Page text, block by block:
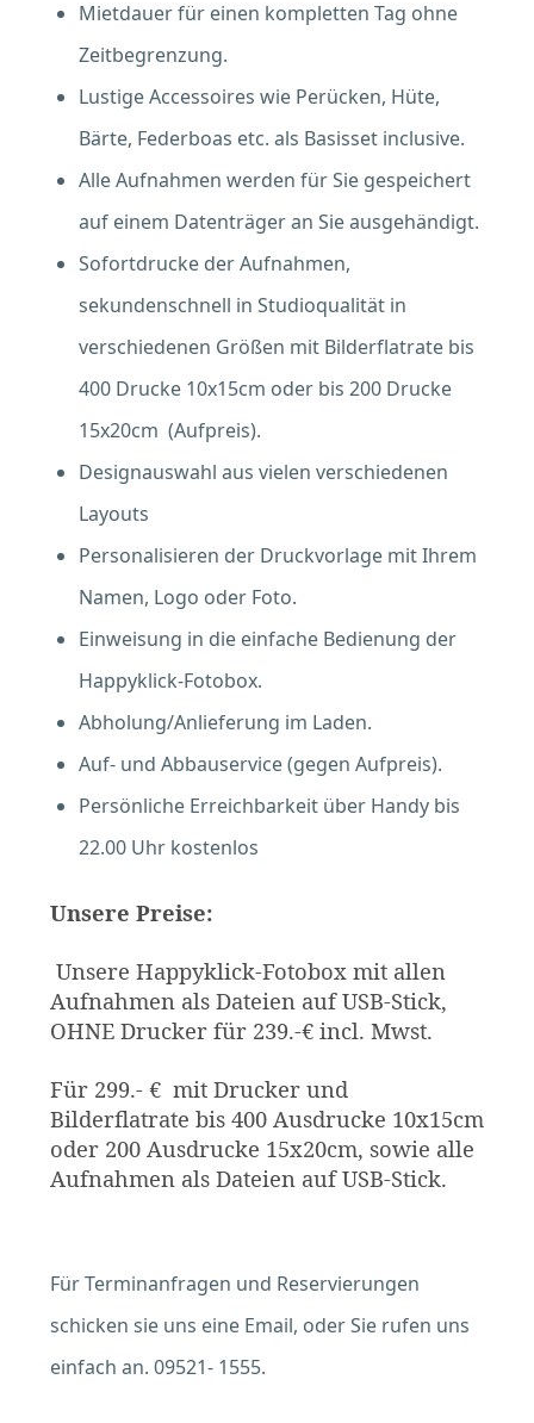
Mietdauer für einen kompletten Tag ohne
Zeitbegrenzung.
Lustige Accessoires wie Perücken, Hüte,
Bärte, Federboas etc. als Basisset inclusive.
Alle Aufnahmen werden für Sie gespeichert
auf einem Datenträger an Sie ausgehändigt.
Sofortdrucke der Aufnahmen,
sekundenschnell in Studioqualität in
verschiedenen Größen mit Bilderflatrate bis
400 Drucke 10x15cm oder bis 200 Drucke
15x20cm (Aufpreis).
Designauswahl aus vielen verschiedenen
Layouts
Personalisieren der Druckvorlage mit Ihrem
Namen, Logo oder Foto.
Einweisung in die einfache Bedienung der
Happyklick-Fotobox.
Abholung/Anlieferung im Laden.
Auf- und Abbauservice (gegen Aufpreis).
Persönliche Erreichbarkeit über Handy bis
22.00 Uhr kostenlos
Unsere Preise:
Unsere Happyklick-Fotobox mit allen
Aufnahmen als Dateien auf USB-Stick,
OHNE Drucker für 239.-€ incl. Mwst.
Für 299.- € mit Drucker und
Bilderflatrate bis 400 Ausdrucke 10x15cm
oder 200 Ausdrucke 15x20cm, sowie alle
Aufnahmen als Dateien auf USB-Stick.
Für Terminanfragen und Reservierungen
schicken sie uns eine Email, oder Sie rufen uns
einfach an. 09521- 1555.